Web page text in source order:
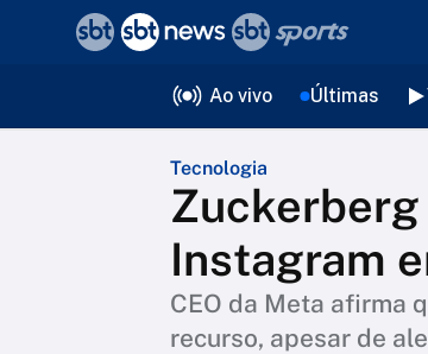
Ao vivo Últimas
Tecnologia
Instagram
CEO da Meta afirma
recurso, apesar de
voltar
Editorias